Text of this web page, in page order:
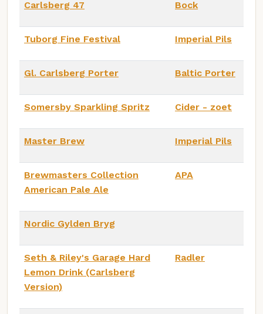
Carlsberg 47 Bock
Tuborg Fine Festival Imperial Pils
Gl. Carlsberg Porter Baltic Porter
Somersby Sparkling Spritz Cider - zoet
Master Brew Imperial Pils
Brewmasters Collection
American Pale Ale
APA
Nordic Gylden Bryg
Seth & Riley's Garage Hard
Lemon Drink (Carlsberg
Version)
Radler